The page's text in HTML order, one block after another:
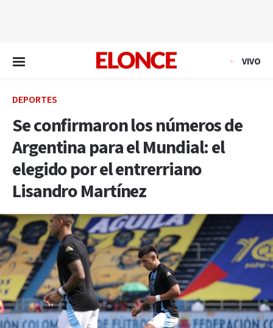
VIVO
DEPORTES
Se confirmaron los números de
Argentina para el Mundial: el
elegido por el entrerriano
Lisandro Martínez